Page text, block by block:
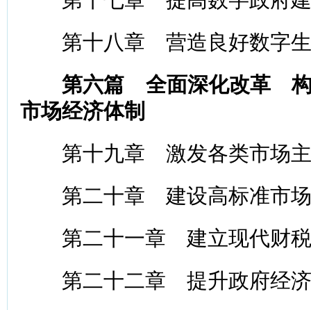
第十八章 营造良好数字
第六篇 全面深化改革 构
市场经济体制
第十九章 激发各类市场主
第二十章 建设高标准市场
第二十一章 建立现代财税
第二十二章 提升政府经济